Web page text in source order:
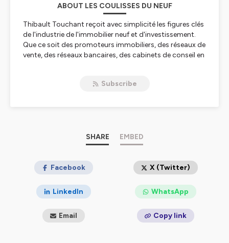
ABOUT LES COULISSES DU NEUF
Thibault Touchant reçoit avec simplicité les figures clés
de l'industrie de l'immobilier neuf et d'investissement.
Que ce soit des promoteurs immobiliers, des réseaux de
vente, des réseaux bancaires, des cabinets de conseil en
tendances et surtout, ses secrets de fabrication.
destiné aux promoteurs immobiliers), vous invite à
découvrir les coulisses de ce secteur passionnant.
👉 Découvrir Otaree : https://www.otaree.com/
Hébergé par Ausha. Visitez
ausha.co/politique-de-
pour plus d'informations.
Subscribe
SHARE EMBED
Facebook X (Twitter)
LinkedIn WhatsApp
Email Copy link